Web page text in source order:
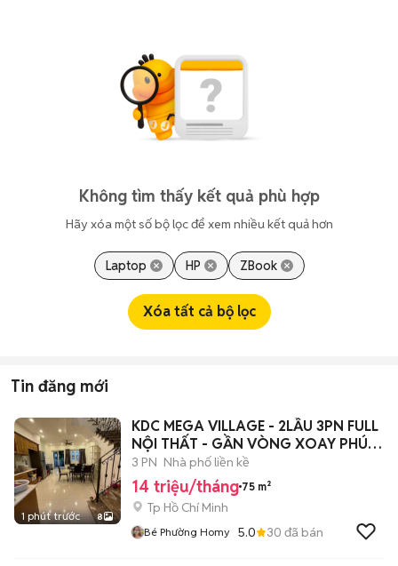
Không tìm thấy kết quả phù hợp
Hãy xóa một số bộ lọc để xem nhiều kết quả hơn
Laptop HP ZBook
Xóa tất cả bộ lọc
Tin đăng mới
1 phút trước 8
KDC MEGA VILLAGE - 2LẦU 3PN FULL
NỘI THẤT - GẦN VÒNG XOAY PHÚ
HỮU Q9
3 PN Nhà phố liền kề
14 triệu/tháng 75 m²
Tp Hồ Chí Minh
Bé Phường Homy 5.0 30 đã bán